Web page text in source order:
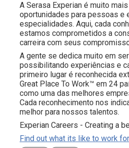
A Serasa Experian é muito
oportunidades para pessoas e
especialidades. Aqui, cada
estamos comprometidos a
carreira com seus
A gente se dedica muito em
possibilitando experiências e
primeiro lugar é reconhecida
Great Place To Work™ em 24
como uma das melhores
Cada reconhecimento nos
melhor para nossos talentos.
Experian Careers - Creating a
Find out what its like to work